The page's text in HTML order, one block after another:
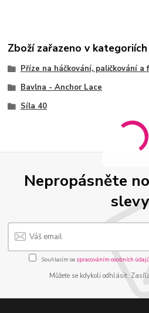
Zboží zařazeno v kategoriích
Příze na háčkování, paličkování a
Bavlna - Anchor Lace
Síla 40
Nepropásněte
Souhlasím se zpracováním osobních údajů
Můžete se kdykoli odhlásit.